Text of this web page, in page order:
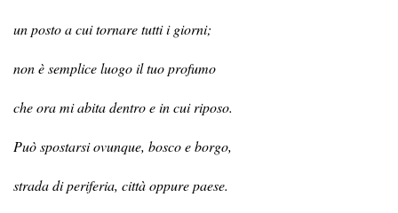
un posto a cui tornare tutti i giorni;
non è semplice luogo il tuo profumo
che ora mi abita dentro e in cui riposo.
Può spostarsi ovunque, bosco e borgo,
strada di periferia, cittàoppure paese.